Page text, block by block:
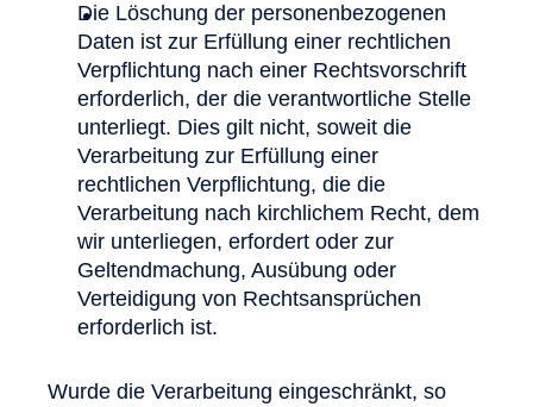
Die Löschung der personenbezogenen
Daten ist zur Erfüllung einer rechtlichen
Verpflichtung nach einer Rechtsvorschrift
erforderlich, der die verantwortliche Stelle
unterliegt. Dies gilt nicht, soweit die
Verarbeitung zur Erfüllung einer
rechtlichen Verpflichtung, die die
Verarbeitung nach kirchlichem Recht, dem
wir unterliegen, erfordert oder zur
Geltendmachung, Ausübung oder
Verteidigung von Rechtsansprüchen
erforderlich ist.
Wurde die Verarbeitung eingeschränkt, so